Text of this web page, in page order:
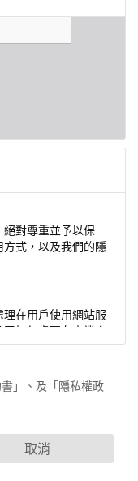
對尊重並予以保
式，以及我們的隱
在用戶使用網站服
如何處理在商業合
。隱私權保護政策
本站所僱用或管理
廠商連結，這些置
於您主動提供的個
的隱私權保護政
公開個人資料的行
司隱私權保護政
」、及「隱私權政
取消